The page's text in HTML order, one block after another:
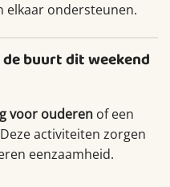
elkaar ondersteunen.
buurt dit weekend
voor ouderen of een
activiteiten zorgen
eenzaamheid.